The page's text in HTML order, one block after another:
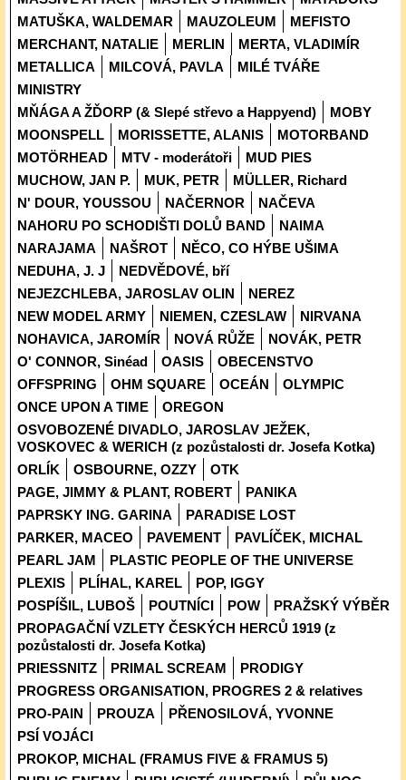
MATUŠKA, WALDEMAR
MAUZOLEUM
MEFISTO
MERCHANT, NATALIE
MERLIN
MERTA, VLADIMÍR
METALLICA
MILCOVÁ, PAVLA
MILÉ TVÁŘE
MINISTRY
MŇÁGA A ŽĎORP (& Slepé střevo a Happyend)
MOBY
MOONSPELL
MORISSETTE, ALANIS
MOTORBAND
MOTÖRHEAD
MTV - moderátoři
MUD PIES
MUCHOW, JAN P.
MUK, PETR
MÜLLER, Richard
N' DOUR, YOUSSOU
NAČERNOR
NAČEVA
NAHORU PO SCHODIŠTI DOLŮ BAND
NAIMA
NARAJAMA
NAŠROT
NĚCO, CO HÝBE UŠIMA
NEDUHA, J. J
NEDVĚDOVÉ, bří
NEJEZCHLEBA, JAROSLAV OLIN
NEREZ
NEW MODEL ARMY
NIEMEN, CZESLAW
NIRVANA
NOHAVICA, JAROMÍR
NOVÁ RŮŽE
NOVÁK, PETR
O' CONNOR, Sinéad
OASIS
OBECENSTVO
OFFSPRING
OHM SQUARE OCEÁN
OLYMPIC
ONCE UPON A TIME
OREGON
OSVOBOZENÉ DIVADLO, JAROSLAV JEŽEK,
VOSKOVEC & WERICH (z pozůstalosti dr. Josefa Kotka)
ORLÍK
OSBOURNE, OZZY
OTK
PAGE, JIMMY & PLANT, ROBERT
PANIKA
PAPRSKY ING. GARINA
PARADISE LOST
PARKER, MACEO
PAVEMENT
PAVLÍČEK, MICHAL
PEARL JAM
PLASTIC PEOPLE OF THE UNIVERSE
PLEXIS
PLÍHAL, KAREL
POP, IGGY
POSPÍŠIL, LUBOŠ
POUTNÍCI POW
PRAŽSKÝ VÝBĚR
PROPAGAČNÍ VZLETY ČESKÝCH HERCŮ 1919 (z
pozůstalosti dr. Josefa Kotka)
PRIESSNITZ
PRIMAL SCREAM
PRODIGY
PROGRESS ORGANISATION, PROGRES 2 & relatives
PRO-PAIN
PROUZA
PŘENOSILOVÁ, YVONNE
PSÍ VOJÁCI
PROKOP, MICHAL (FRAMUS FIVE & FRAMUS 5)